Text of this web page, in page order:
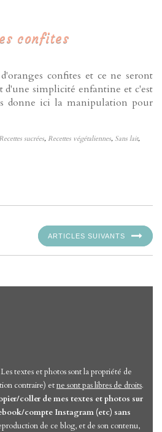
confites
confites et ce ne seront
d'une simplicité enfantine et c'est
donne ici la manipulation pour
Recettes sucrées, Recettes végétaliennes, Sans lait,
ARTICLES SUIVANTS
textes et photos sont la propriété de
contraire) etne sont pas libres de droits.
coller de mes textes et photos sur
compte Instagram (etc) sans
de ce blog, et de son contenu,